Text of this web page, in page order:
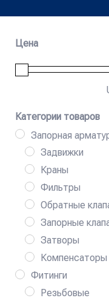
Цена
Категории товаров
Запорная
Задвижки
Краны
Фильтры
Обратные
Запорные
Затворы
Компенсаторы
Фитинги
Резьбовые